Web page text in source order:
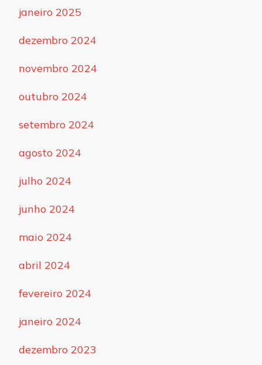
janeiro 2025
dezembro 2024
novembro 2024
outubro 2024
setembro 2024
agosto 2024
julho 2024
junho 2024
maio 2024
abril 2024
fevereiro 2024
janeiro 2024
dezembro 2023